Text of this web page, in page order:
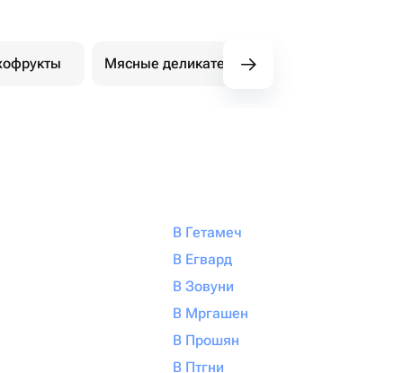
Мясные деликатесы
В Гетамеч
В Егвард
В Зовуни
В Мргашен
В Прошян
В Птгни